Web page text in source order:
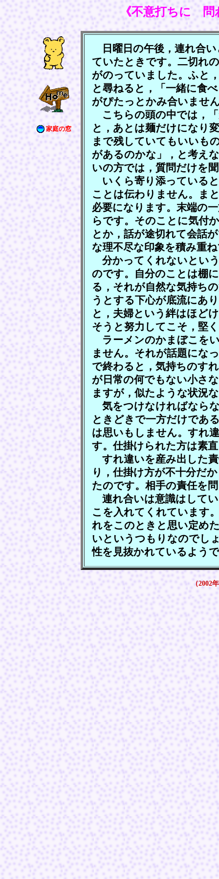
《不意打ちに 問
家庭の窓
日曜日の午後，連れ合
ていたときです。二切れ
がのっていました。ふと
と尋ねると，「一緒に食
がぴたっとかみ合いませ
こちらの頭の中では，
と，あとは麺だけになり
まで残していてもいいも
があるのかな」，と考え
いの方では，質問だけを
いくら寄り添っている
ことは伝わりません。ま
必要になります。末端の
らです。そのことに気付
とか，話が途切れて会話
な理不尽な印象を積み重
分かってくれないとい
のです。自分のことは棚
る，それが自然な気持ち
うとする下心が底流にあ
と，夫婦という絆はほど
そうと努力してこそ，堅
ラーメンのかまぼこを
ません。それが話題にな
で終わると，気持ちのす
が日常の何でもない小さ
ますが，似たような状況
気をつけなければなら
ときどきで一方だけであ
は思いもしません。すれ
す。仕掛けられた方は素
すれ違いを産み出した
り，仕掛け方が不十分だ
たのです。相手の責任を
連れ合いは意識はして
こを入れてくれています
れをこのときと思い定め
いというつもりなのでし
性を見抜かれているよう
（2002